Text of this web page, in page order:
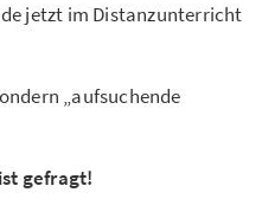
jetzt im Distanzunterricht
„aufsuchende
gefragt!